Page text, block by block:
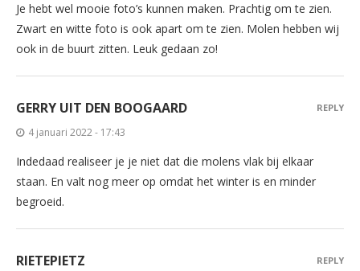
Je hebt wel mooie foto’s kunnen maken. Prachtig om te zien.
Zwart en witte foto is ook apart om te zien. Molen hebben wij
ook in de buurt zitten. Leuk gedaan zo!
GERRY UIT DEN BOOGAARD
4 januari 2022 - 17:43
Indedaad realiseer je je niet dat die molens vlak bij elkaar
staan. En valt nog meer op omdat het winter is en minder
begroeid.
REPLY
RIETEPIETZ REPLY